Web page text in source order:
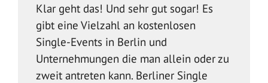
Klar geht das! Und sehr gut sogar! Es
gibt eine Vielzahl an kostenlosen
Single-Events in Berlin und
Unternehmungen die man allein oder zu
zweit antreten kann. Berliner Single